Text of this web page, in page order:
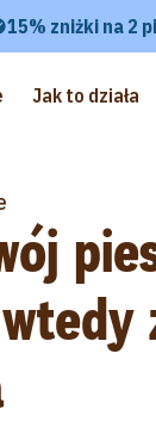
15% zniżki na 2
Jak to działa